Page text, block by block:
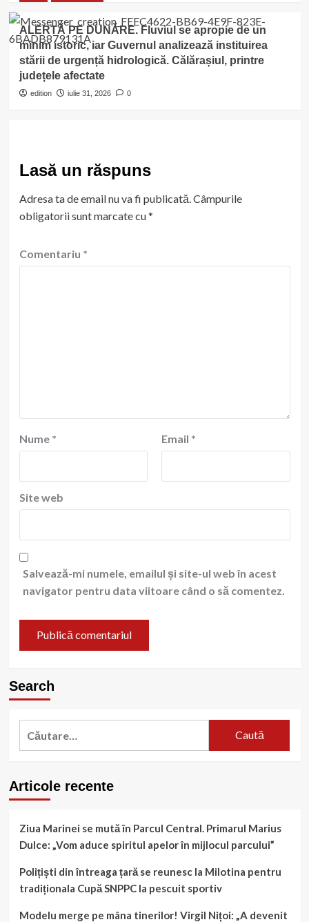
ALERTĂ PE DUNĂRE. Fluviul se apropie de un
minim istoric, iar Guvernul analizează instituirea
stării de urgență hidrologică. Călărașiul, printre
județele afectate
edition iulie 31, 2026 0
Lasă un răspuns
Adresa ta de email nu va fi publicată.Câmpurile
obligatorii sunt marcate cu*
Comentariu *
Nume * Email *
Site web
Salvează-mi numele, emailul și site-ul web în acest
navigator pentru data viitoare când o să comentez.
Search
Caută
Articole recente
Ziua Marinei se mută în Parcul Central. Primarul Marius
Dulce: „Vom aduce spiritul apelor în mijlocul parcului”
Polițiști din întreaga țară se reunesc la Milotina pentru
tradiționala Cupă SNPPC la pescuit sportiv
Modelu merge pe mâna tinerilor! Virgil Nițoi: „A devenit